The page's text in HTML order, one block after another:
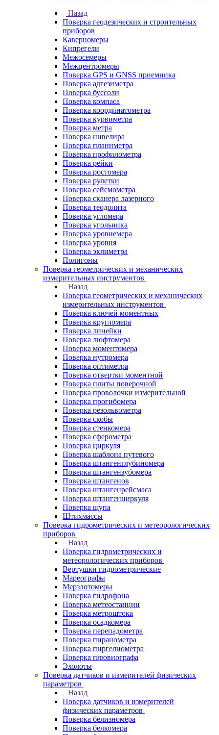
Назад
Поверка геодезических и строительных
приборов
Каверномеры
Кипрегели
Межосемеры
Межцентромеры
Поверка GPS и GNSS приемника
Поверка адгезиметра
Поверка буссоли
Поверка компаса
Поверка координатометра
Поверка курвиметра
Поверка метра
Поверка нивелира
Поверка планиметра
Поверка профилометра
Поверка рейки
Поверка ростомера
Поверка рулетки
Поверка сейсмометра
Поверка сканера лазерного
Поверка теодолита
Поверка угломера
Поверка угольника
Поверка уровнемера
Поверка уровня
Поверка эклиметра
Полигоны
Поверка геометрических и механических
измерительных инструментов
Назад
Поверка геометрических и механических
измерительных инструментов
Поверка ключей моментных
Поверка кругломера
Поверка линейки
Поверка люфтомера
Поверка моментомера
Поверка нутромера
Поверка оптиметра
Поверка отвертки моментной
Поверка плиты поверочной
Поверка проволочки измерительной
Поверка прогибомера
Поверка резольвометра
Поверка скобы
Поверка стенкомера
Поверка сферометра
Поверка циркуля
Поверка шаблона путевого
Поверка штангенглубиномера
Поверка штангензубомера
Поверка штангенов
Поверка штангенрейсмаса
Поверка штангенциркуля
Поверка щупа
Штихмассы
Поверка гидрометрических и метеорологических
приборов
Назад
Поверка гидрометрических и
метеорологических приборов
Вертушки гидрометрические
Мареографы
Мерзлотомеры
Поверка гидрофона
Поверка метеостанции
Поверка метроштока
Поверка осадкомера
Поверка перепадометра
Поверка пиранометра
Поверка пиргелиометра
Поверка плювиографа
Эхолоты
Поверка датчиков и измерителей физических
параметров
Назад
Поверка датчиков и измерителей
физических параметров
Поверка белизномера
Поверка белкомера